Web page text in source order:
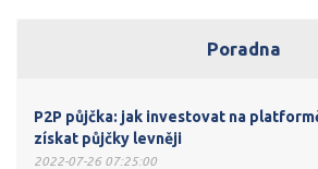
Poradna
P2P půjčka: jak investovat na
získat půjčky levněji
2022-07-26 07:25:00